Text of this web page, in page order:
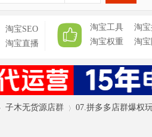
淘宝SEO
淘宝直播
淘宝工具
淘
淘宝权重
淘
子木无货源店群 07.拼多多店群爆权